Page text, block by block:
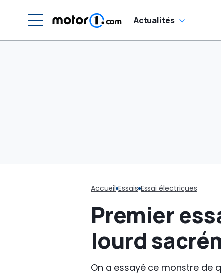
Actualités
Accueil Essais Essai électriques
Premier
lourd
On a essayé ce monstre de